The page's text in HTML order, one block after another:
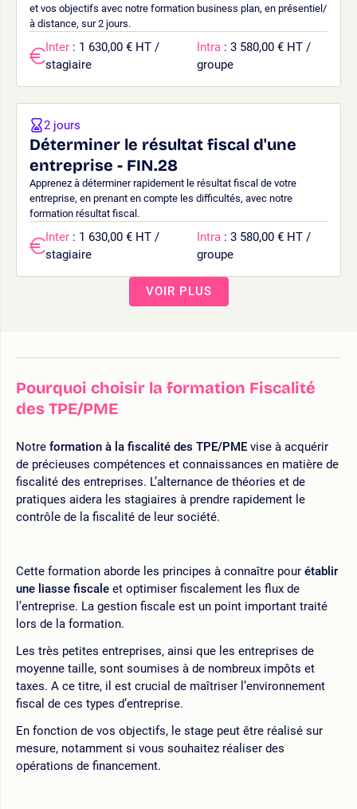
et vos objectifs avec notre formation business plan, en présentiel/
à distance, sur 2 jours.
Inter : 1 630,00 € HT /
stagiaire
Intra : 3 580,00 € HT /
groupe
Déterminer le résultat fiscal d'une
entreprise - FIN.28
Apprenez à déterminer rapidement le résultat fiscal de votre
entreprise, en prenant en compte les difficultés, avec notre
formation résultat fiscal.
2 jours
Inter : 1 630,00 € HT /
stagiaire
Intra : 3 580,00 € HT /
groupe
VOIR PLUS
Pourquoi choisir la formation Fiscalité
des TPE/PME
Notre formation à la fiscalité des TPE/PME vise à acquérir
de précieuses compétences et connaissances en matière de
fiscalité des entreprises. L’alternance de théories et de
pratiques aidera les stagiaires à prendre rapidement le
contrôle de la fiscalité de leur société.
Cette formation aborde les principes à connaître pour établir
une liasse fiscale et optimiser fiscalement les flux de
l’entreprise. La gestion fiscale est un point important traité
lors de la formation.
Les très petites entreprises, ainsi que les entreprises de
moyenne taille, sont soumises à de nombreux impôts et
taxes. A ce titre, il est crucial de maîtriser l’environnement
fiscal de ces types d’entreprise.
En fonction de vos objectifs, le stage peut être réalisé sur
mesure, notamment si vous souhaitez réaliser des
opérations de financement.